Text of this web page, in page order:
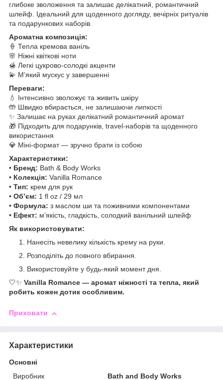
глибоке зволоження та залишає делікатний, романтичний
шлейф. Ідеальний для щоденного догляду, вечірніх ритуалів
та подарункових наборів.
Ароматна композиція:
🍦 Тепла кремова ваніль
🌸 Ніжні квіткові ноти
🍯 Легкі цукрово-солодкі акценти
💫 М’який мускус у завершенні
Переваги:
💧 Інтенсивно зволожує та живить шкіру
🤲 Швидко вбирається, не залишаючи липкості
✨ Залишає на руках делікатний романтичний аромат
🎁 Підходить для подарунків, travel-наборів та щоденного
використання
💎 Міні-формат — зручно брати із собою
Характеристики:
• Бренд: Bath & Body Works
• Колекція: Vanilla Romance
• Тип: крем для рук
• Об’єм: 1 fl oz / 29 мл
• Формула: з маслом ши та поживними компонентами
• Ефект: м’якість, гладкість, солодкий ванільний шлейф
Як використовувати:
Нанесіть невелику кількість крему на руки.
Розподіліть до повного вбирання.
Використовуйте у будь-який момент дня.
🤍✨ Vanilla Romance — аромат ніжності та тепла, який
робить кожен дотик особливим.
Приховати
Характеристики
Основні
Виробник
Bath and Body Works